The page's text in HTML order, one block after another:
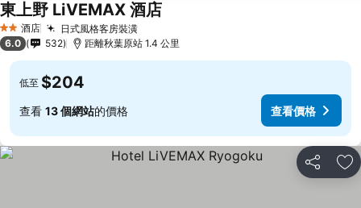
2 星級酒店 日式風格客房裝潢
東上野 LiVEMAX 酒店
6.0 532 距離秋葉原站 1.4 公里
低至 $204
查看 13 個網站的價格 查看價格
分享 放